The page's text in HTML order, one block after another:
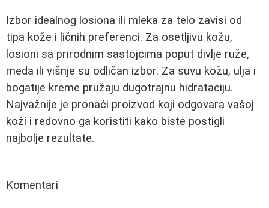
Izbor idealnog losiona ili mleka za telo zavisi od
tipa kože i ličnih preferenci. Za osetljivu kožu,
losioni sa prirodnim sastojcima poput divlje ruže,
meda ili višnje su odličan izbor. Za suvu kožu, ulja i
bogatije kreme pružaju dugotrajnu hidrataciju.
Najvažnije je pronaći proizvod koji odgovara vašoj
koži i redovno ga koristiti kako biste postigli
najbolje rezultate.
Komentari